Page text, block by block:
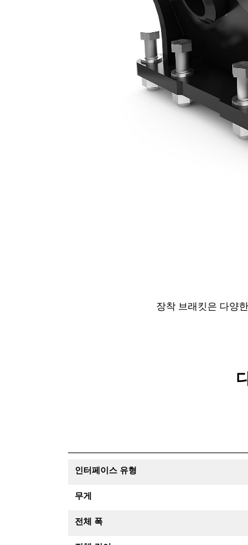
장착 브래킷은 다양
인터페이스 유형
무게
전체 폭